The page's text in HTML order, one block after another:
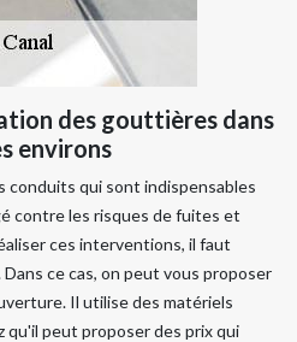
des gouttières dans
environs
qui sont indispensables
contre les risques de fuites et
ces interventions, il faut
ce cas, on peut vous proposer
Il utilise des matériels
qu'il peut proposer des prix qui